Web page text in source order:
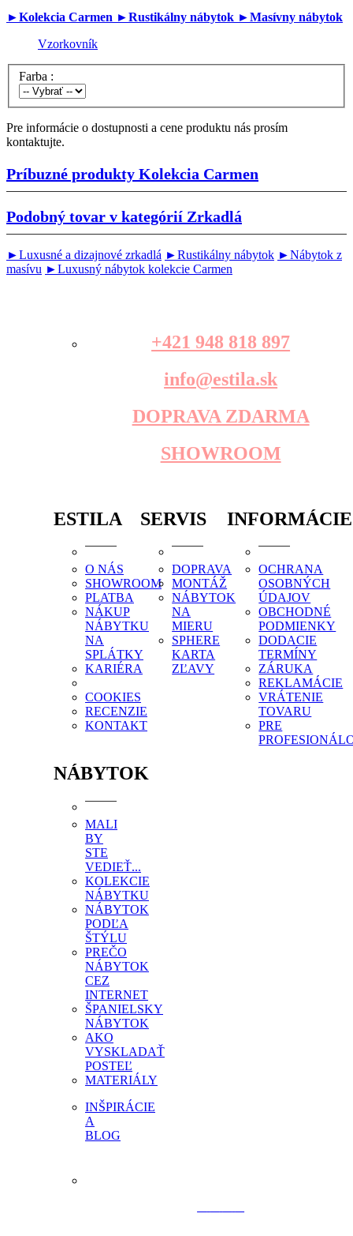
►Kolekcia Carmen ►Rustikálny nábytok ►Masívny nábytok
Vzorkovník
Farba :
Pre informácie o dostupnosti a cene produktu nás prosím
kontaktujte.
Príbuzné produkty Kolekcia Carmen
Podobný tovar v kategórií Zrkadlá
►Luxusné a dizajnové zrkadlá ►Rustikálny nábytok ►Nábytok z
masívu ►Luxusný nábytok kolekcie Carmen
+421 948 818 897
info@estila.sk
DOPRAVA ZDARMA
SHOWROOM
ESTILA
O NÁS
SHOWROOM
PLATBA
NÁKUP
NÁBYTKU
NA
SPLÁTKY
KARIÉRA
COOKIES
RECENZIE
KONTAKT
SERVIS
DOPRAVA
MONTÁŽ
NÁBYTOK
NA
MIERU
SPHERE
KARTA
ZĽAVY
INFORMÁCIE
OCHRANA
OSOBNÝCH
ÚDAJOV
OBCHODNÉ
PODMIENKY
DODACIE
TERMÍNY
ZÁRUKA
REKLAMÁCIE
VRÁTENIE
TOVARU
PRE
NÁBYTOK
MALI
BY
STE
VEDIEŤ...
KOLEKCIE
NÁBYTKU
NÁBYTOK
PODĽA
ŠTÝLU
PREČO
NÁBYTOK
CEZ
INTERNET
ŠPANIELSKY
NÁBYTOK
AKO
VYSKLADAŤ
POSTEĽ
MATERIÁLY
INŠPIRÁCIE
A
BLOG